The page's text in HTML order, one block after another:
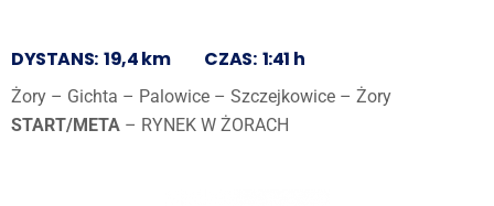
DYSTANS:19,4 km CZAS:1:41 h
Żory – Gichta – Palowice – Szczejkowice – Żory
START/META – RYNEK W ŻORACH